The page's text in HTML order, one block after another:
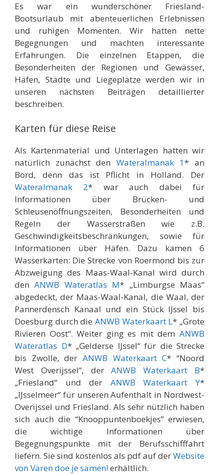
Es war ein wunderschöner Friesland-
Bootsurlaub mit abenteuerlichen Erlebnissen
und ruhigen Momenten. Wir hatten nette
Begegnungen und machten interessante
Erfahrungen. Die einzelnen Etappen, die
Besonderheiten der Regionen und Gewässer,
Häfen, Städte und Liegeplätze werden wir in
unseren nächsten Beiträgen detaillierter
beschreiben.
Karten für diese Reise
Als Kartenmaterial und Unterlagen hatten wir
natürlich zunächst den Wateralmanak 1* an
Bord, denn das ist Pflicht in Holland. Der
Wateralmanak 2* war auch dabei für
Informationen über Brücken- und
Schleusenöffnungszeiten, Besonderheiten und
Regeln der Wasserstraßen wie z.B.
Geschwindigkeitsbeschränkungen, sowie für
Informationen über Häfen. Dazu kamen 6
Wasserkarten: Die Strecke von Roermond bis zur
Abzweigung des Maas-Waal-Kanal wird durch
denANWB Wateratlas M* „Limburgse Maas“
abgedeckt, der Maas-Waal-Kanal, die Waal, der
Pannerdensch Kanaal und ein Stück IJssel bis
Doesburg durch die ANWB Waterkaart L* „Grote
Rivieren Oost“. Weiter ging es mit dem ANWB
Wateratlas D* „Gelderse IJssel“ für die Strecke
bis Zwolle, der ANWB Waterkaart C* “Noord
West Overijssel“, derANWB Waterkaart B*
„Friesland“ und der ANWB Waterkaart Y*
„IJsselmeer“ für unseren Aufenthalt in Nordwest-
Overijssel und Friesland. Als sehr nützlich haben
sich auch die “Knooppuntenboekjes” erwiesen,
die wichtige Informationen über
Begegnungspunkte mit der Berufsschifffahrt
liefern. Sie sind kostenlos als pdf auf derWebsite
von Varen doe je samen!erhältlich.